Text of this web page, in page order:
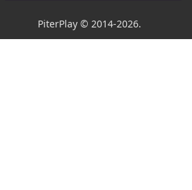
PiterPlay © 2014-2026.